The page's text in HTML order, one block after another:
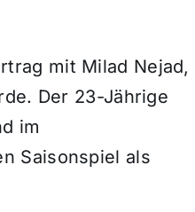
mit Milad Nejad,
Der 23-Jährige
im
Saisonspiel als